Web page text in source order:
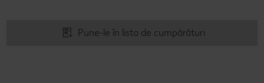
Pune-le în lista de cumpărături